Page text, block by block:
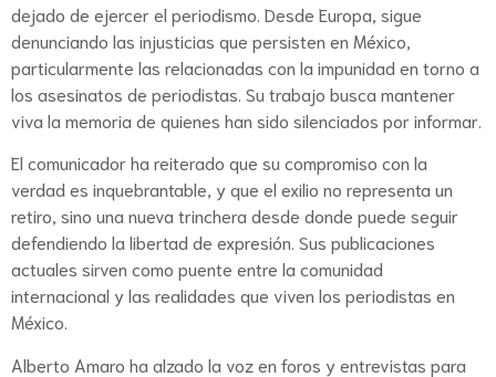
dejado de ejercer el periodismo. Desde Europa, sigue
denunciando las injusticias que persisten en México,
particularmente las relacionadas con la impunidad en torno a
los asesinatos de periodistas. Su trabajo busca mantener
viva la memoria de quienes han sido silenciados por informar.
El comunicador ha reiterado que su compromiso con la
verdad es inquebrantable, y que el exilio no representa un
retiro, sino una nueva trinchera desde donde puede seguir
defendiendo la libertad de expresión. Sus publicaciones
actuales sirven como puente entre la comunidad
internacional y las realidades que viven los periodistas en
México.
Alberto Amaro ha alzado la voz en foros y entrevistas para